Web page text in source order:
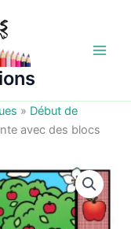
» Début de
avec des blocs